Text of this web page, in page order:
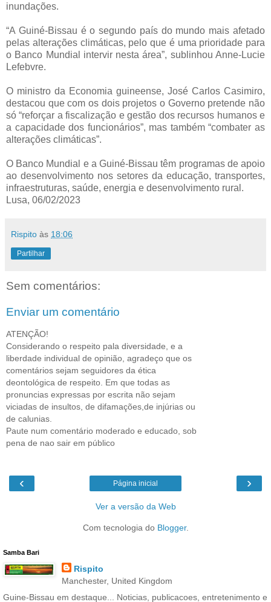
inundações.
“A Guiné-Bissau é o segundo país do mundo mais afetado
pelas alterações climáticas, pelo que é uma prioridade para
o Banco Mundial intervir nesta área”, sublinhou Anne-Lucie
Lefebvre.
O ministro da Economia guineense, José Carlos Casimiro,
destacou que com os dois projetos o Governo pretende não
só “reforçar a fiscalização e gestão dos recursos humanos e
a capacidade dos funcionários”, mas também “combater as
alterações climáticas”.
O Banco Mundial e a Guiné-Bissau têm programas de apoio
ao desenvolvimento nos setores da educação, transportes,
infraestruturas, saúde, energia e desenvolvimento rural.
Lusa, 06/02/2023
Rispito às 18:06
Partilhar
Sem comentários:
Enviar um comentário
ATENÇÃO!
Considerando o respeito pala diversidade, e a
liberdade individual de opinião, agradeço que os
comentários sejam seguidores da ética
deontológica de respeito. Em que todas as
pronuncias expressas por escrita não sejam
viciadas de insultos, de difamações,de injúrias ou
de calunias.
Paute num comentário moderado e educado, sob
pena de nao sair em público
‹ ›
Página inicial
Ver a versão da Web
Com tecnologia do Blogger.
Samba Bari
Rispito
Manchester, United Kingdom
Guine-Bissau em destaque... Noticias, publicacoes, entretenimento e